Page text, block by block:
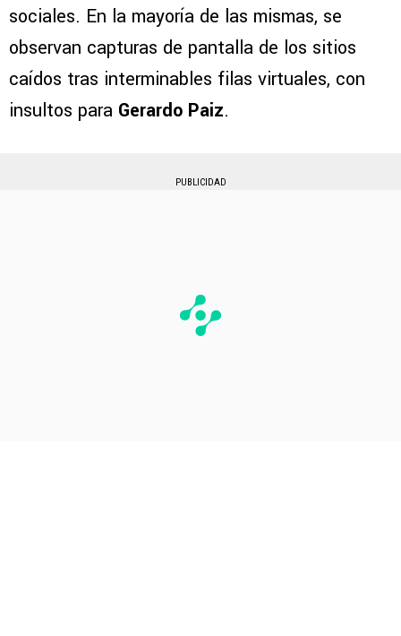
sociales. En la mayoría de las mismas, se
observan capturas de pantalla de los sitios
caídos tras interminables filas virtuales, con
insultos para Gerardo Paiz.
PUBLICIDAD